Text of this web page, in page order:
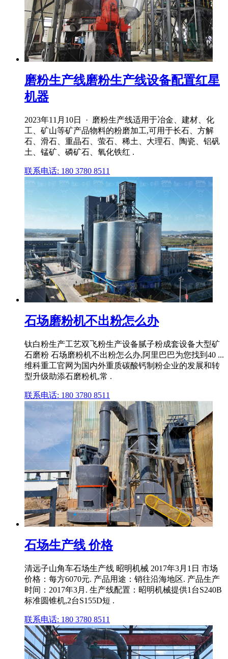
磨粉生产线磨粉生产线设备配置红星
机器
2023年11月10日 · 磨粉生产线适用于冶金、建材、化
工、矿山等矿产品物料的粉磨加工,可用于长石、方解
石、滑石、重晶石、萤石、稀土、大理石、陶瓷、铝矾
土、锰矿、磷矿石、氧化铁红 .
联系电话: 180 3780 8511
石场磨粉机不出粉怎么办
钛白粉生产工艺双飞粉生产设备腻子粉成套设备大型矿
石磨粉 石场磨粉机不出粉怎么办,阿里巴巴为您找到40 ...
维科重工官网为国内外重质碳酸钙制粉企业的发展和转
型升级助添石磨粉机,常 .
联系电话: 180 3780 8511
石场生产线 价格
清远子山角车石场生产线 昭明机械 2017年3月1日 市场
价格：每方6070元. 产品用途：销往沿海地区. 产品生产
时间：2017年3月. 生产线配置：昭明机械提供1台S240B
标准圆锥机,2台S155D短 .
联系电话: 180 3780 8511